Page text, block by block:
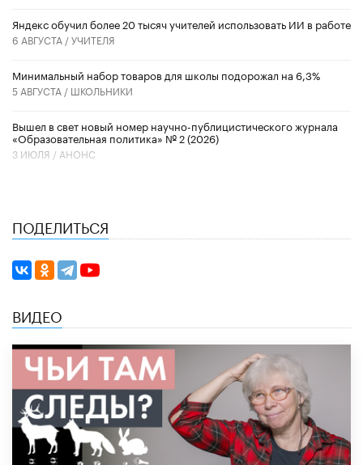
​Яндекс обучил более 20 тысяч учителей использовать ИИ в работе
6 АВГУСТА /УЧИТЕЛЯ
Минимальный набор товаров для школы подорожал на 6,3%
5 АВГУСТА / ШКОЛЬНИКИ
Вышел в свет новый номер научно-публицистического журнала
«Образовательная политика» № 2 (2026)
3 ИЮЛЯ / АНОНС
ПОДЕЛИТЬСЯ
ВИДЕО